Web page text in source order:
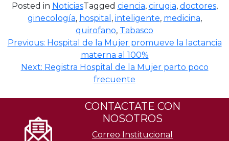
Posted in NoticiasTagged ciencia, cirugia, doctores,
ginecología, hospital , inteligente, medicina,
quirofano, Tabasco
Navegación
entradas
Previous: Hospital de la Mujer promueve la lactancia
materna al 100%
Next: Registra Hospital de la Mujer parto poco
frecuente
CONTACTATE CON
NOSOTROS
Correo Institucional